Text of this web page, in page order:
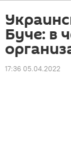
Буче: в
17:36 05.04.2022